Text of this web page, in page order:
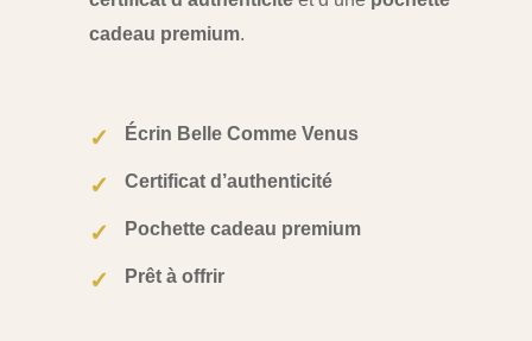
cadeau premium.
✓ Écrin Belle Comme Venus
✓ Certificat d’authenticité
✓ Pochette cadeau premium
✓ Prêt à offrir